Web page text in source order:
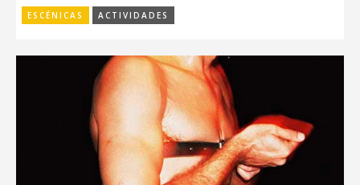
ESCÉNICAS ACTIVIDADES